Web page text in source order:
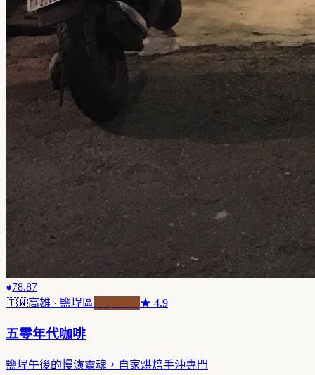
78.87
🇹🇼高雄 · 鹽埕區 ★ 4.9
五零年代咖啡
鹽埕午後的慢濾靈魂，自家烘焙手沖專門